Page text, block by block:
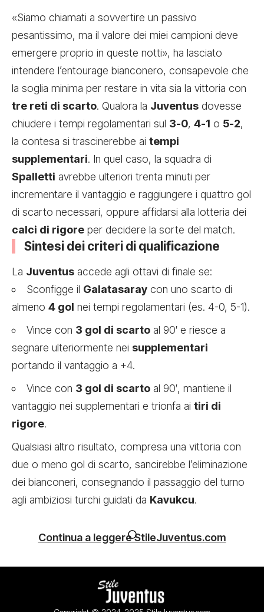
«Siamo chiamati a sovvertire un passivo
pesantissimo, ma il valore dei miei campioni deve
emergere proprio in queste notti», ha lasciato
intendere l’entourage bianconero, consapevole che
la soglia minima per restare in vita sia la vittoria con
tre reti di scarto. Qualora la Juventus dovesse
chiudere i tempi regolamentari sul 3-0, 4-1 o 5-2,
la contesa si trascinerebbe ai tempi
supplementari. In quel caso, la squadra di
Spalletti avrebbe ulteriori trenta minuti per
incrementare il vantaggio e raggiungere i quattro gol
di scarto necessari, oppure affidarsi alla lotteria dei
calci di rigore per decidere la sorte del match.
Sintesi dei criteri di qualificazione
La Juventus accede agli ottavi di finale se:
Sconfigge il Galatasaray con uno scarto di
almeno 4 gol nei tempi regolamentari (es. 4-0, 5-1).
Vince con 3 gol di scarto al 90′ e riesce a
segnare ulteriormente nei supplementari
portando il vantaggio a +4.
Vince con 3 gol di scarto al 90′, mantiene il
vantaggio nei supplementari e trionfa ai tiri di
rigore.
Qualsiasi altro risultato, compresa una vittoria con
due o meno gol di scarto, sancirebbe l’eliminazione
dei bianconeri, consegnando il passaggio del turno
agli ambiziosi turchi guidati da Kavukcu.
Continua a leggere StileJuventus.com